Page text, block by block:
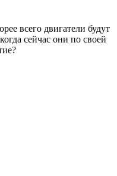
всего двигатели будут
сейчас они по своей